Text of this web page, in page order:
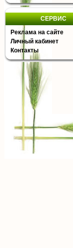
СЕРВИС
Реклама на сайте
Личный кабинет
Контакты